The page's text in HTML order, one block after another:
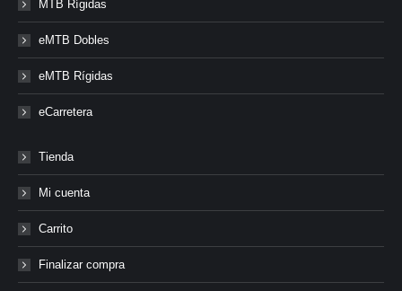
MTB Rígidas
eMTB Dobles
eMTB Rígidas
eCarretera
Tienda
Mi cuenta
Carrito
Finalizar compra